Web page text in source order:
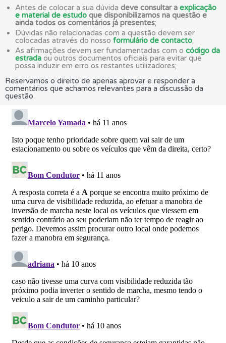
Antes de colocar a sua dúvida deve consultar a explicação
e material de estudo que disponibilizamos na questão e
ainda todos os comentários já presentes;
Dúvidas não relacionadas com a questão devem ser
colocadas através do nosso formulário de contacto;
As afirmações devem ser fundamentadas com o código da
estrada ou outros documentos oficiais para evitar que
possa induzir em erro os restantes utilizadores;
Reservamos o direito de apenas aprovar e responder a
comentários que achamos relevantes para a discussão da
questão.